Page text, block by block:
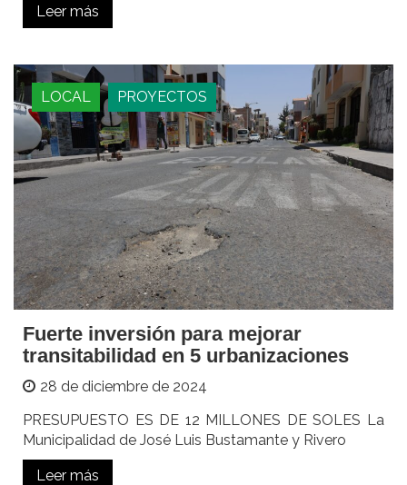
Leer más
LOCAL PROYECTOS
Fuerte inversión para mejorar
transitabilidad en 5 urbanizaciones
28 de diciembre de 2024
PRESUPUESTO ES DE 12 MILLONES DE SOLES La
Municipalidad de José Luis Bustamante y Rivero
Leer más